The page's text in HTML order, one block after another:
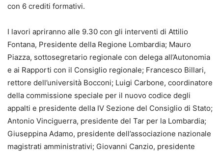
con 6 crediti formativi.
I lavori apriranno alle 9.30 con gli interventi di Attilio
Fontana, Presidente della Regione Lombardia; Mauro
Piazza, sottosegretario regionale con delega all’Autonomia
e ai Rapporti con il Consiglio regionale; Francesco Billari,
rettore dell’università Bocconi; Luigi Carbone, coordinatore
della commissione speciale per il nuovo codice degli
appalti e presidente della IV Sezione del Consiglio di Stato;
Antonio Vinciguerra, presidente del Tar per la Lombardia;
Giuseppina Adamo, presidente dell’associazione nazionale
magistrati amministrativi; Giovanni Canzio, presidente